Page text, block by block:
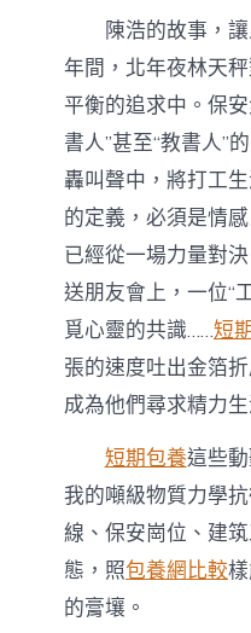
陳浩的故事，
年間，北年夜林天
平衡的追求中。保
書人”甚至“教書人”
轟叫聲中，將打工
的定義，必須是情
已經從一場力量對
送朋友會上，一位“
覓心靈的共識……短
張的速度吐出金箔
成為他們尋求精力
短期包養這些
我的噸級物質力學
線、保安崗位、建
態，照包養網比較
的膏壤。